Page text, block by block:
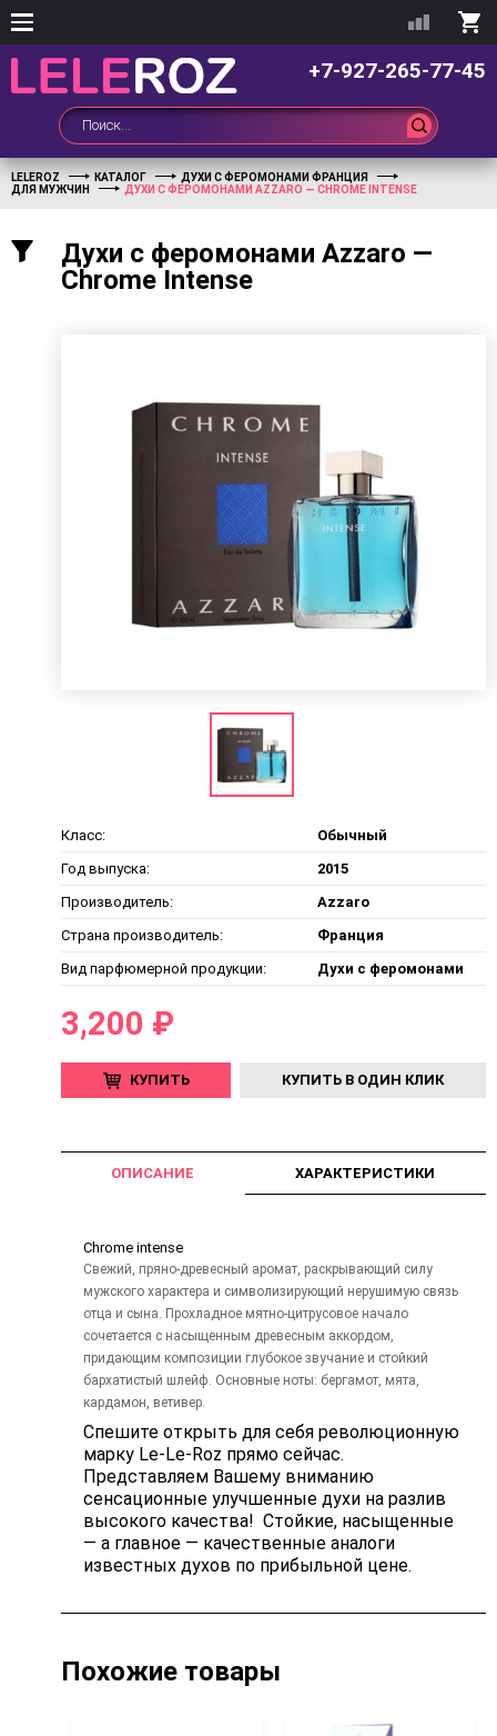
+7-927-265-77-45
LELEROZ КАТАЛОГ
ДУХИ С ФЕРОМОНАМИ ФРАНЦИЯ
ДЛЯ МУЖЧИН
ДУХИ С ФЕРОМОНАМИ АZZARO — CHROME INTENSE
Духи с феромонами Аzzaro —
Chrome Intense
Класс:
Обычный
Год выпуска:
2015
Производитель:
Azzaro
Страна производитель:
Франция
Вид парфюмерной продукции:
Духи с феромонами
3,200 ₽
КУПИТЬ КУПИТЬ В ОДИН КЛИК
ОПИСАНИЕ ХАРАКТЕРИСТИКИ
Chrome intense
Свежий, пряно-древесный аромат, раскрывающий силу
мужского характера и символизирующий нерушимую связь
отца и сына. Прохладное мятно-цитрусовое начало
сочетается с насыщенным древесным аккордом,
придающим композиции глубокое звучание и стойкий
бархатистый шлейф. Основные ноты: бергамот, мята,
кардамон, ветивер.
Спешите открыть для себя революционную
марку Le-Le-Roz прямо сейчас.
Представляем Вашему вниманию
сенсационные улучшенные духи на разлив
высокого качества! Стойкие, насыщенные
— а главное — качественные аналоги
известных духов по прибыльной цене.
Похожие товары